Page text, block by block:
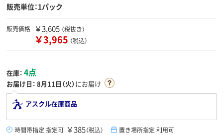
販売単位：1パック
販売価格 ￥3,605 （税抜き）
￥3,965 （税込）
在庫： 4点
お届け日： 8月11日（火）にお届け
アスクル在庫商品
時間帯指定 指定可 ￥385（税込） 置き場所指定 利用可